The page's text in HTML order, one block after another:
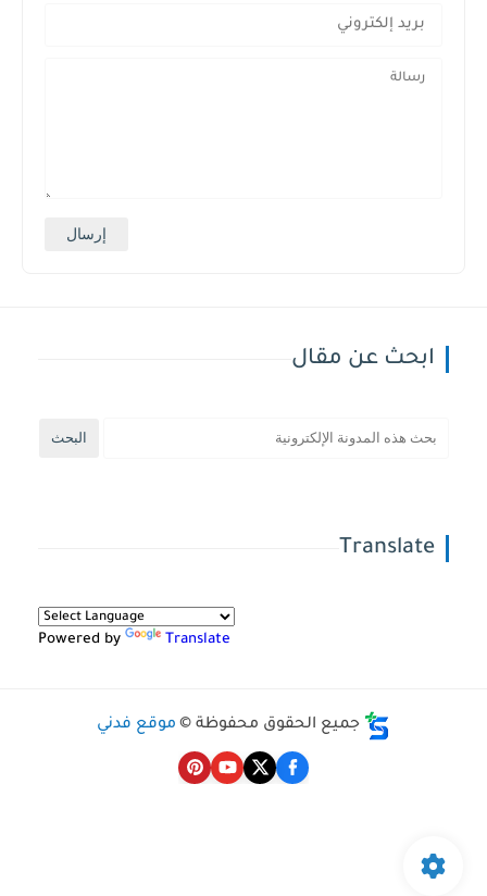
ابحث عن مقال
Translate
Powered by Translate
جميع الحقوق محفوظة © موقع فدني